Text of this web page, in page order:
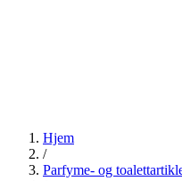
Hjem
/
Parfyme- og